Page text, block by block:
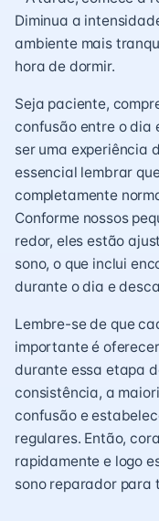
Diminua a
ambiente mais
hora de dormir.
Seja paciente,
confusão entre o dia
ser uma experiência
essencial lembrar
completamente
Conforme nossos
redor, eles estão
sono, o que inclui
durante o dia e
Lembre-se de que
importante é
durante essa etapa
consistência, a
confusão e
regulares. Então,
rapidamente e logo
sono reparador para